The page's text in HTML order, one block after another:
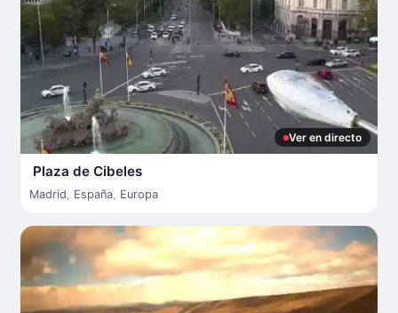
Ver en directo
Plaza de Cibeles
Madrid, España, Europa